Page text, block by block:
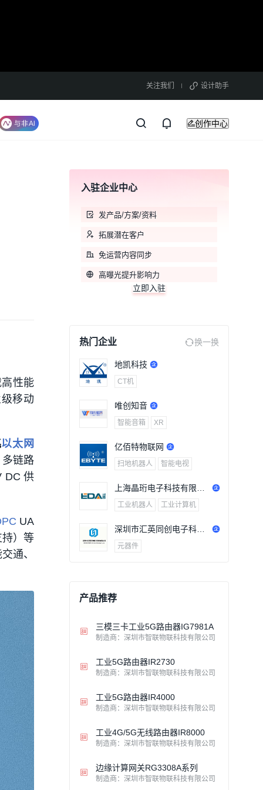
关注我们 设计助手
创作中心
性能
移动
以太网
链路
DC 供
UA
）等
通、
入驻企业中心
发产品/方案/资料
拓展潜在客户
免运营内容同步
高曝光提升影响力
立即入驻
热门企业 换一换
地凯科技
CT机
唯创知音
智能音箱 XR
亿佰特物联网
扫地机器人 智能电视
上海晶珩电子科技有限公
司
工业机器人 工业计算机
深圳市汇英同创电子科技
有限公司
元器件
产品推荐
三模三卡工业5G路由器IG7981A
制造商：深圳市智联物联科技有限公司
工业5G路由器IR2730
制造商：深圳市智联物联科技有限公司
工业5G路由器IR4000
制造商：深圳市智联物联科技有限公司
工业4G/5G无线路由器IR8000
制造商：深圳市智联物联科技有限公司
边缘计算网关RG3308A系列
制造商：深圳市智联物联科技有限公司